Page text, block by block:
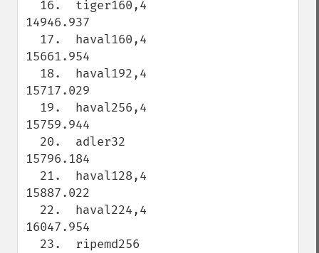
14946.937
15661.954
15717.029
15759.944
15796.184
15887.022
16047.954